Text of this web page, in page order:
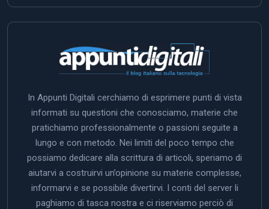
In Appunti Digitali cerchiamo di esprimere punti di vista
informati su questioni che conosciamo, materie che
pratichiamo professionalmente o passioni seguite a
lungo e con metodo. Nei limiti del poco tempo che
possiamo dedicare alla scrittura di articoli, speriamo di
aiutarvi a costruirvi un’opinione su materie complesse,
informarvi e se possibile divertirvi. I conti del server li
paghiamo di tasca nostra e ci riserviamo perciò di